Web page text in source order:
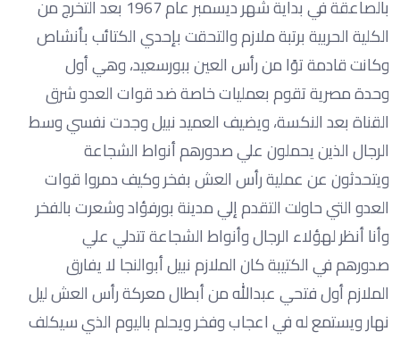
بالصاعقة في بداية شهر ديسمبر عام 1967 بعد التخرج من
الكلية الحربية برتبة ملازم والتحقت بإحدي الكتائب بأنشاص
وكانت قادمة توًا من رأس العين ببورسعيد، وهي أول
وحدة مصرية تقوم بعمليات خاصة ضد قوات العدو شرق
القناة بعد النكسة، ويضيف العميد نبيل وجدت نفسي وسط
الرجال الذين يحملون علي صدورهم أنواط الشجاعة
ويتحدثون عن عملية رأس العش بفخر وكيف دمروا قوات
العدو التي حاولت التقدم إلي مدينة بورفؤاد وشعرت بالفخر
وأنا أنظر لهؤلاء الرجال وأنواط الشجاعة تتدلي علي
صدورهم في الكتيبة كان الملازم نبيل أبوالنجا لا يفارق
الملازم أول فتحي عبدالله من أبطال معركة رأس العش ليل
نهار ويستمع له في اعجاب وفخر ويحلم باليوم الذي سيكلف